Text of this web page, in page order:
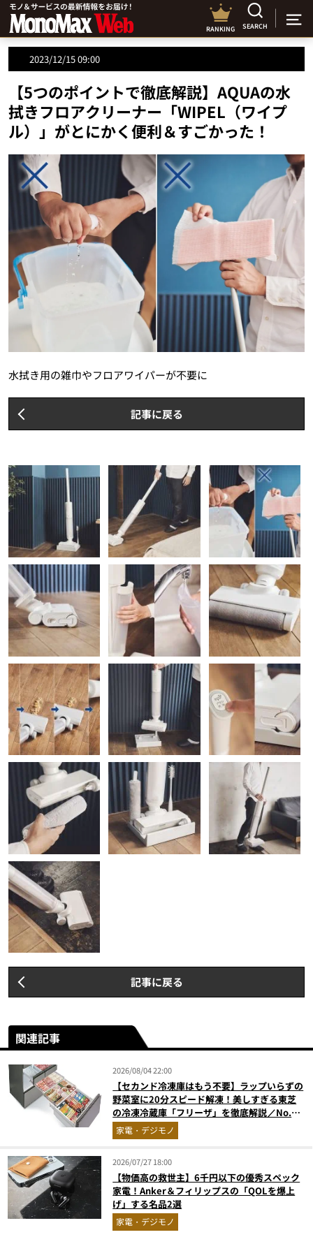
RANKING SEARCH
2023/12/15 09:00
【5つのポイントで徹底解説】AQUAの水
拭きフロアクリーナー「WIPEL（ワイプ
ル）」がとにかく便利＆すごかった！
水拭き用の雑巾やフロアワイパーが不要に
記事に戻る
記事に戻る
関連記事
2026/08/04 22:00
【セカンド冷凍庫はもう不要】ラップいらずの
野菜室に20分スピード解凍！美しすぎる東芝
の冷凍冷蔵庫「フリーザ」を徹底解説／No.1
モノ雑誌編集長が選ぶ『センスがいい家電』
Vol.10
家電・デジモノ
2026/07/27 18:00
【物価高の救世主】6千円以下の優秀スペック
家電！Anker＆フィリップスの「QOLを爆上
げ」する名品2選
家電・デジモノ